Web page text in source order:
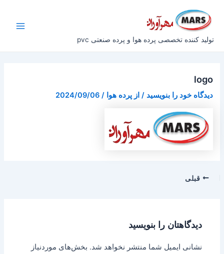
محتوا
تولید کننده تخصصی پرده هوا و پرده صنعتی pvc
logo
دیدگاه‌ خود را بنویسید / از پرده هوا/
2024/09/06
نوشته
قبلی
دیدگاهتان را بنویسید
نشانی ایمیل شما منتشر نخواهد شد. بخش‌های موردنیاز